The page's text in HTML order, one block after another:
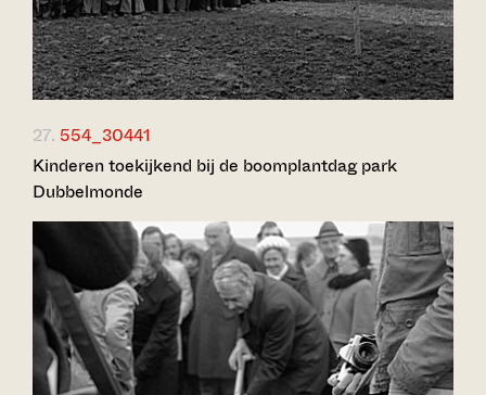
27. 554_30441
Kinderen toekijkend bij de boomplantdag park
Dubbelmonde